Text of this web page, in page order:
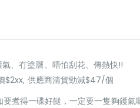
、冇塗層、唔怕刮花、傳熱快!!
$2xx, 供應商清貨勁減$47/個
煮得一碟好餸，一定要一隻夠鑊氣